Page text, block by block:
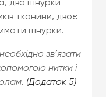
два шнурки
тканини, двоє
шнурки.
зв’язати
нитки і
(Додаток 5)